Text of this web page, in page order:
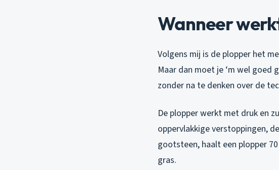
Wanneer
Volgens mij is de plopper het
Maar dan moet je ‘m wel goed
zonder na te denken over de
De plopper werkt met druk en
oppervlakkige verstoppingen,
gootsteen, haalt een plopper
gras.